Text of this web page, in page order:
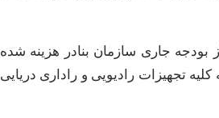
مجموع اقدامات اشاره شده حدود ۱۰۰ میلیارد ریال از بودجه جاری سازمان بنادر هزینه شده
تجهیزات رادیویی و راداری دریایی